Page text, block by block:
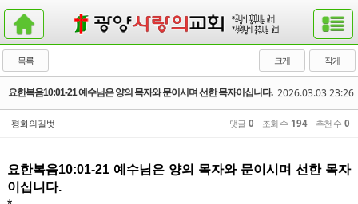
목록 크게 작게
2026.03.03 23:26
요한복음10:01-21 예수님은 양의 목자와 문이시며 선한 목자이십니다.
평화의길벗 댓글 0 조회 수 194 추천 수 0
요한복음10:01-21 예수님은 양의 목자와 문이시며 선한 목자
이십니다.